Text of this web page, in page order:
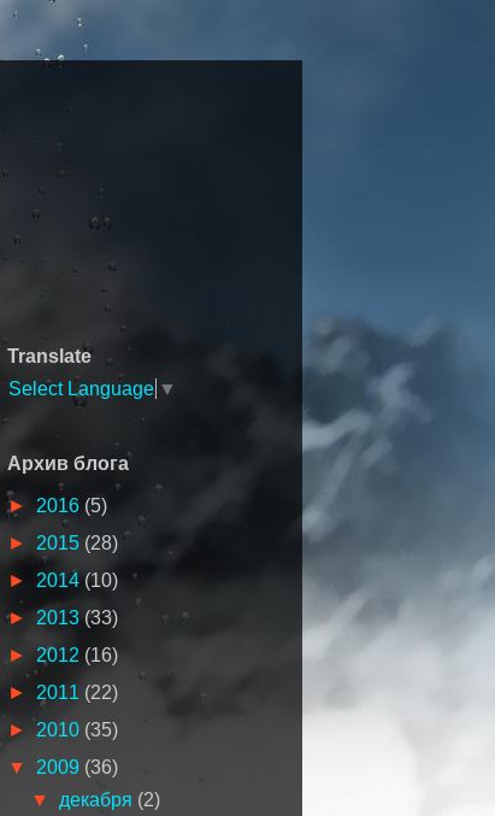
Translate
Select Language ▼
Архив блога
► 2016 (5)
► 2015 (28)
► 2014 (10)
► 2013 (33)
► 2012 (16)
► 2011 (22)
► 2010 (35)
▼ 2009 (36)
▼ декабря (2)